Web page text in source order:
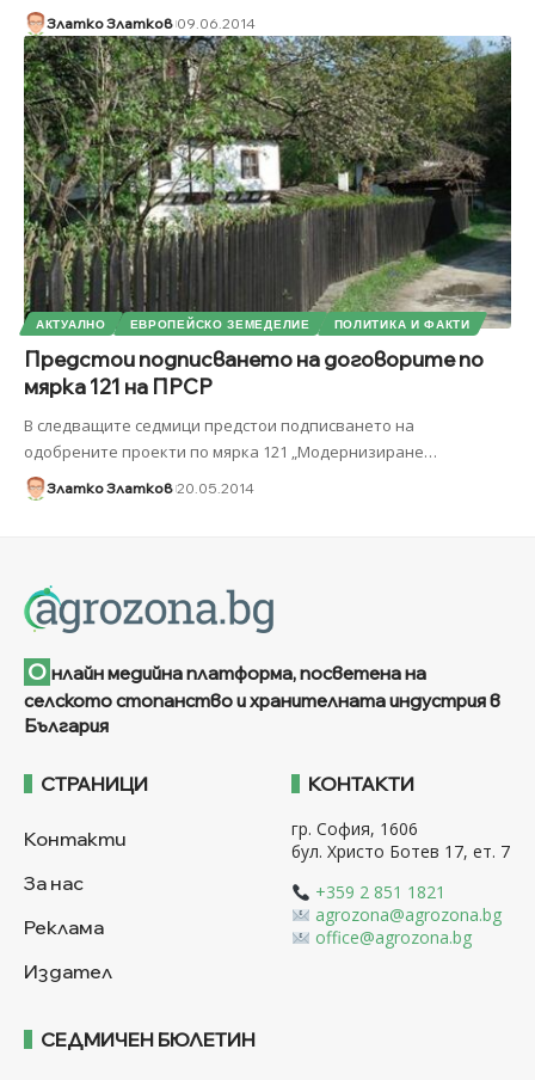
Златко Златков 09.06.2014
АКТУАЛНО ЕВРОПЕЙСКО ЗЕМЕДЕЛИЕ ПОЛИТИКА И ФАКТИ
Предстои подписването на договорите по
мярка 121 на ПРСР
В следващите седмици предстои подписването на
одобрените проекти по мярка 121 „Модернизиране…
Златко Златков 20.05.2014
О нлайн медийна платформа, посветена на
селското стопанство и хранителната индустрия в
България
СТРАНИЦИ
Контакти
За нас
Реклама
Издател
КОНТАКТИ
гр. София, 1606
бул. Христо Ботев 17, ет. 7
+359 2 851 1821
agrozona@agrozona.bg
office@agrozona.bg
СЕДМИЧЕН БЮЛЕТИН